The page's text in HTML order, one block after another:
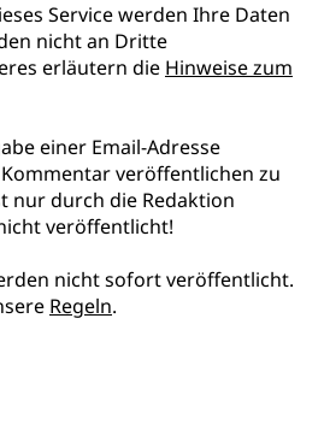
Service werden Ihre Daten
nicht an Dritte
erläutern die Hinweise zum
einer Email-Adresse
veröffentlichen zu
nur durch die Redaktion
veröffentlicht!
nicht sofort veröffentlicht.
Regeln.